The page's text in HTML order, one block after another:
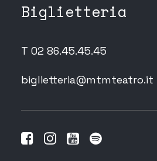
Biglietteria
T 02 86.45.45.45
biglietteria@mtmteatro.it